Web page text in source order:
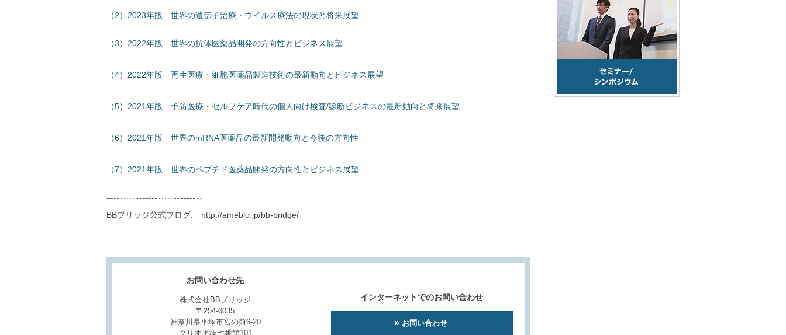
（2）2023年版 世界の遺伝子治療・ウイルス療法の現状と将来展望
（3）2022年版 世界の抗体医薬品開発の方向性とビジネス展望
（4）2022年版 再生医療・細胞医薬品製造技術の最新動向とビジネス展望
（5）2021年版 予防医療・セルフケア時代の個人向け検査/診断ビジネスの最新動向と将来展望
（6）2021年版 世界のmRNA医薬品の最新開発動向と今後の方向性
（7）2021年版 世界のペプチド医薬品開発の方向性とビジネス展望
¨¨¨¨¨¨¨¨¨¨¨¨¨¨¨¨¨¨¨¨¨¨¨¨¨¨¨¨¨¨¨¨¨
BBブリッジ公式ブログ: http://ameblo.jp/bb-bridge/
お問い合わせ先
株式会社BBブリッジ
〒254-0035
神奈川県平塚市宮の前6-20
クリオ平塚七番館101
インターネットでのお問い合わせ
お問い合わせ